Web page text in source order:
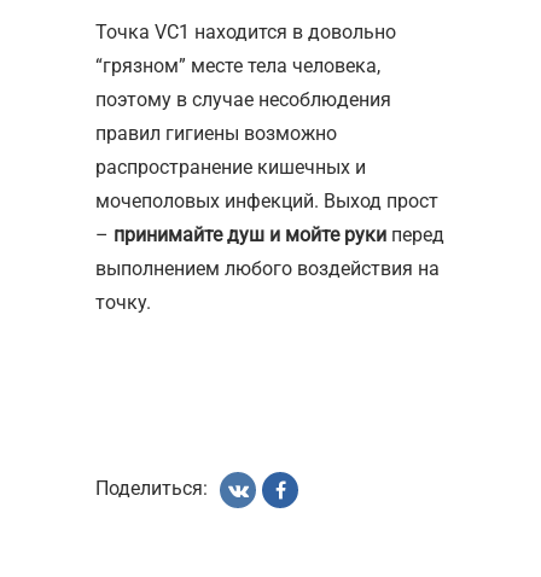
Точка VC1 находится в довольно
“грязном” месте тела человека,
поэтому в случае несоблюдения
правил гигиены возможно
распространение кишечных и
мочеполовых инфекций. Выход прост
– принимайте душ и мойте руки перед
выполнением любого воздействия на
точку.
Поделиться: